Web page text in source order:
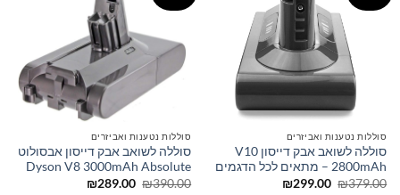
סוללות נטענות ואביזרים
סוללה לשואב אבק דייסון V10
2800mAh – מתאים לכל הדגמים
₪379.00
המחיר ₪299.00
המחיר
סוללות נטענות ואביזרים
סוללה לשואב אבק דייסון אבסולוט
Dyson V8 3000mAh Absolute
₪390.00
המחיר ₪289.00
המחיר